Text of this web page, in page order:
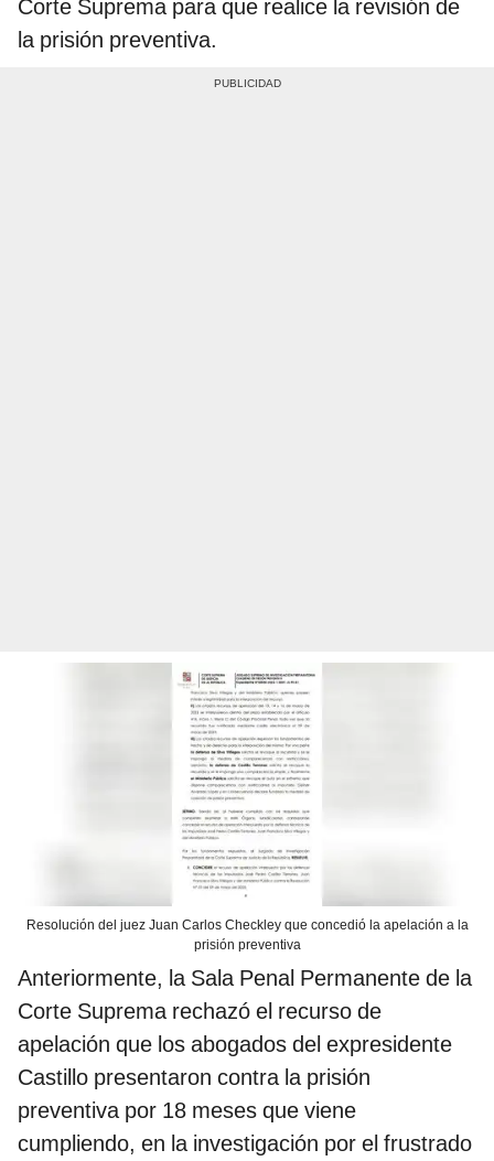
Corte Suprema para que realice la revisión de
la prisión preventiva.
Resolución del juez Juan Carlos Checkley que concedió la apelación a la
prisión preventiva
Anteriormente, la Sala Penal Permanente de la
Corte Suprema rechazó el recurso de
apelación que los abogados del expresidente
Castillo presentaron contra la prisión
preventiva por 18 meses que viene
cumpliendo, en la investigación por el frustrado